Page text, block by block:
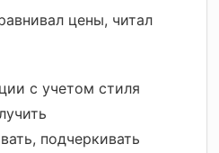
цены, читал
с учетом стиля
подчеркивать